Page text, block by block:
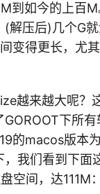
到如今的上百
(解压后)几个G
变得更长，尤
越来越大呢？
下所
的macos版本
我们看到下面
空间，达111M：